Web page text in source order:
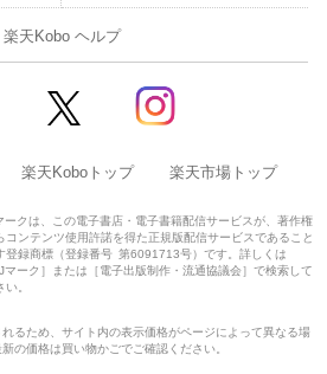
楽天Kobo ヘルプ
楽天Koboトップ 楽天市場トップ
ークは、この電子書店・電子書籍配信サービスが、著作権
コンテンツ使用許諾を得た正規版配信サービスであること
登録商標（登録番号 第6091713号）です。詳しくは
マーク］または［電子出版制作・流通協議会］で検索して
い。
るため、サイト内の表示価格がページによって異なる場
の価格は買い物かごでご確認ください。